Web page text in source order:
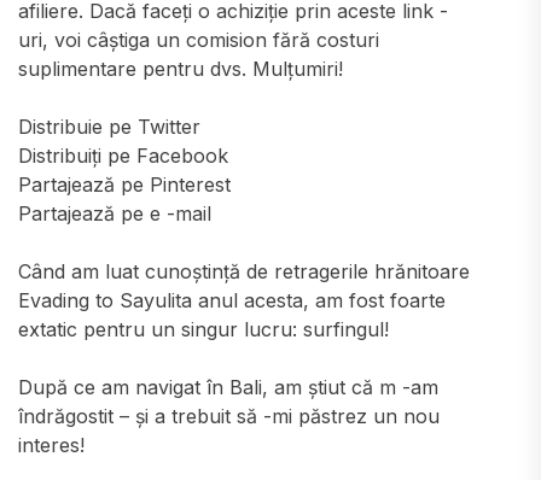
afiliere. Dacă faceți o achiziție prin aceste link -
uri, voi câștiga un comision fără costuri
suplimentare pentru dvs. Mulțumiri!
Distribuie pe Twitter
Distribuiți pe Facebook
Partajează pe Pinterest
Partajează pe e -mail
Când am luat cunoștință de retragerile hrănitoare
Evading to Sayulita anul acesta, am fost foarte
extatic pentru un singur lucru: surfingul!
După ce am navigat în Bali, am știut că m -am
îndrăgostit – și a trebuit să -mi păstrez un nou
interes!